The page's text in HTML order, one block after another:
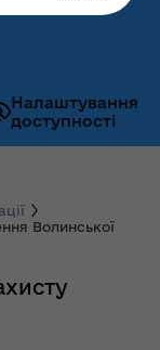
Налаштування
доступності
Волинської